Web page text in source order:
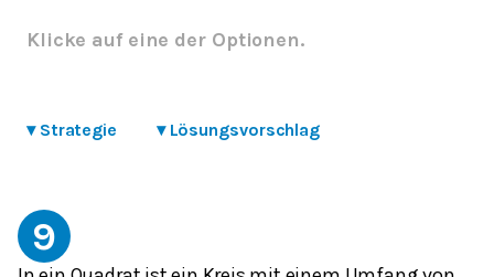
Klicke auf eine der Optionen.
▾ Strategie ▾ Lösungsvorschlag
9